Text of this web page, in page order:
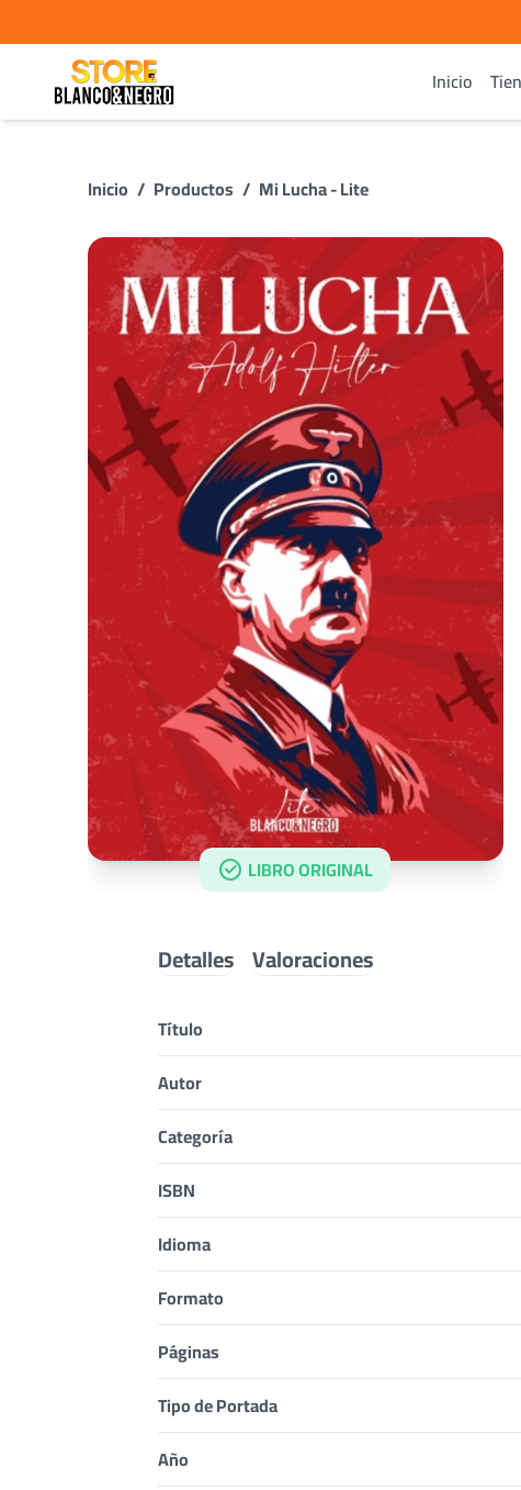
Inicio
Inicio / Productos / Mi Lucha - Lite
LIBRO ORIGINAL
Detalles Valoraciones
Título
Autor
Categoría
ISBN
Idioma
Formato
Páginas
Tipo de Portada
Año